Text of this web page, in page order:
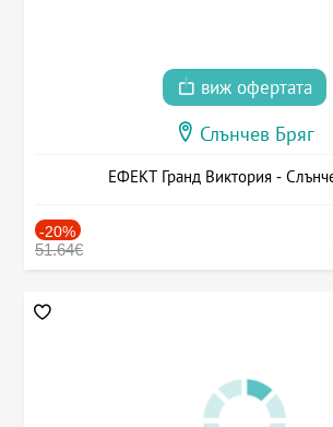
виж офертата
Слънчев Бряг
ЕФЕКТ Гранд Виктория -
-20%
51.64€